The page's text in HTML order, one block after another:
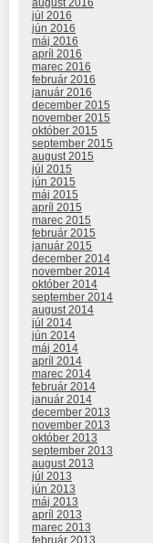
júl 2016
jún 2016
máj 2016
apríl 2016
marec 2016
február 2016
január 2016
december 2015
november 2015
október 2015
september 2015
august 2015
júl 2015
jún 2015
máj 2015
apríl 2015
marec 2015
február 2015
január 2015
december 2014
november 2014
október 2014
september 2014
august 2014
júl 2014
jún 2014
máj 2014
apríl 2014
marec 2014
február 2014
január 2014
december 2013
november 2013
október 2013
september 2013
august 2013
júl 2013
jún 2013
máj 2013
apríl 2013
marec 2013
február 2013